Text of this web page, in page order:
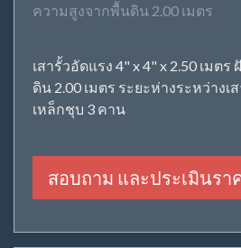
ความสูงจากพื้นดิน 2.00 เมตร
เสารั้วอัดแรง 4" x 4" x 2.50 เมต
ดิน 2.00 เมตร ระยะห่างระหว่างเ
เหล็กชุบ 3 คาน
สอบถาม และประเมินรา